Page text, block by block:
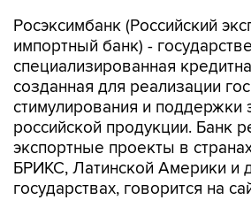
Росэксимбанк (Российский
импортный банк) -
специализированная
созданная для реализации
стимулирования и поддержки
российской продукции. Банк
экспортные проекты в
БРИКС, Латинской Америки и
государствах, говорится на